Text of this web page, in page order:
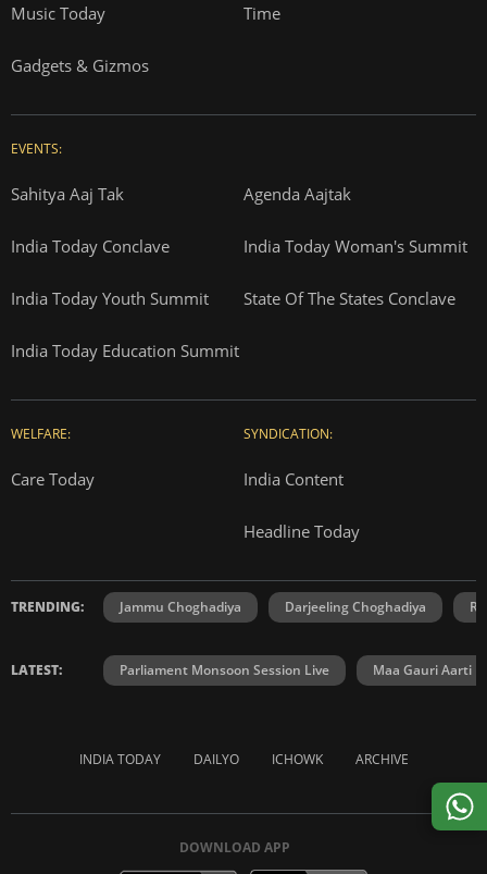
Music Today Time
Gadgets & Gizmos
EVENTS:
Sahitya Aaj Tak Agenda Aajtak
India Today Conclave India Today Woman's Summit
India Today Youth Summit State Of The States Conclave
India Today Education Summit
WELFARE:
Care Today
SYNDICATION:
India Content
Headline Today
TRENDING: Jammu Choghadiya Darjeeling Choghadiya
LATEST: Parliament Monsoon Session Live Maa Gauri Aarti
INDIA TODAY DAILYO ICHOWK ARCHIVE
DOWNLOAD APP